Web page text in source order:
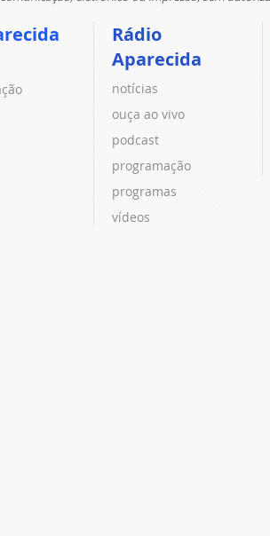
Rádio
Aparecida
notícias
ouça ao vivo
podcast
programação
programas
vídeos